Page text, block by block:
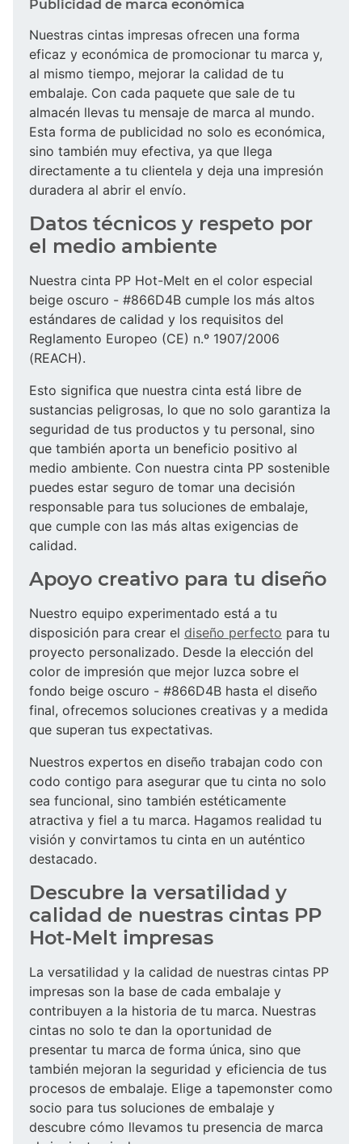
Publicidad de marca económica
Nuestras cintas impresas ofrecen una forma
eficaz y económica de promocionar tu marca y,
al mismo tiempo, mejorar la calidad de tu
embalaje. Con cada paquete que sale de tu
almacén llevas tu mensaje de marca al mundo.
Esta forma de publicidad no solo es económica,
sino también muy efectiva, ya que llega
directamente a tu clientela y deja una impresión
duradera al abrir el envío.
Datos técnicos y respeto por
el medio ambiente
Nuestra cinta PP Hot-Melt en el color especial
beige oscuro - #866D4B cumple los más altos
estándares de calidad y los requisitos del
Reglamento Europeo (CE) n.º 1907/2006
(REACH).
Esto significa que nuestra cinta está libre de
sustancias peligrosas, lo que no solo garantiza la
seguridad de tus productos y tu personal, sino
que también aporta un beneficio positivo al
medio ambiente. Con nuestra cinta PP sostenible
puedes estar seguro de tomar una decisión
responsable para tus soluciones de embalaje,
que cumple con las más altas exigencias de
calidad.
Apoyo creativo para tu diseño
Nuestro equipo experimentado está a tu
disposición para crear el diseño perfecto para tu
proyecto personalizado. Desde la elección del
color de impresión que mejor luzca sobre el
fondo beige oscuro - #866D4B hasta el diseño
final, ofrecemos soluciones creativas y a medida
que superan tus expectativas.
Nuestros expertos en diseño trabajan codo con
codo contigo para asegurar que tu cinta no solo
sea funcional, sino también estéticamente
atractiva y fiel a tu marca. Hagamos realidad tu
visión y convirtamos tu cinta en un auténtico
destacado.
Descubre la versatilidad y
calidad de nuestras cintas PP
Hot-Melt impresas
La versatilidad y la calidad de nuestras cintas PP
impresas son la base de cada embalaje y
contribuyen a la historia de tu marca. Nuestras
cintas no solo te dan la oportunidad de
presentar tu marca de forma única, sino que
también mejoran la seguridad y eficiencia de tus
procesos de embalaje. Elige a tapemonster como
socio para tus soluciones de embalaje y
descubre cómo llevamos tu presencia de marca